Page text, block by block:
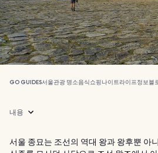
GO GUIDES서울관광 명소음식쇼핑나이트라이프정보블
내용
서울 종묘는 조선의 역대 왕과 왕후뿐 아